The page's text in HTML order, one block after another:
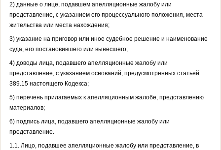
2) данные о лице, подавшем апелляционные жалобу или
представление, с указанием его процессуального положения, места
жительства или места нахождения;
3) указание на приговор или иное судебное решение и наименование
суда, его постановившего или вынесшего;
4) доводы лица, подавшего апелляционные жалобу или
представление, с указанием оснований, предусмотренных статьей
389.15 настоящего Кодекса;
5) перечень прилагаемых к апелляционным жалобе, представлению
материалов;
6) подпись лица, подавшего апелляционные жалобу или
представление.
1.1. Лицо, подавшее апелляционные жалобу или представление, в